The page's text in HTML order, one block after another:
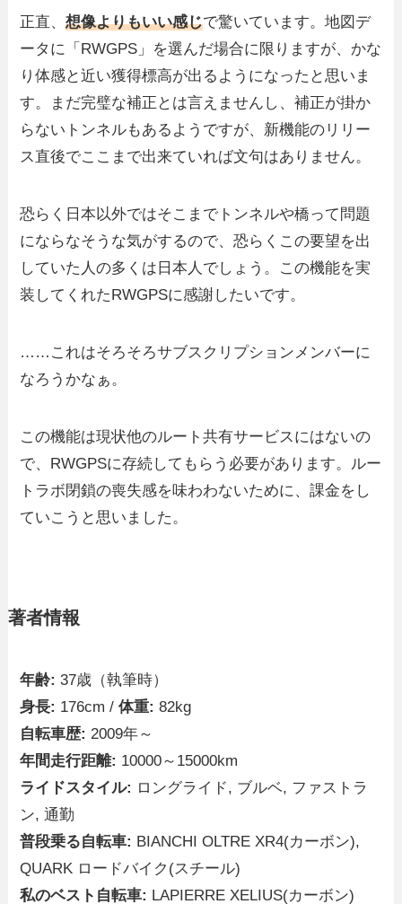
正直、想像よりもいい感じで驚いています。地図デ
ータに「RWGPS」を選んだ場合に限りますが、かな
り体感と近い獲得標高が出るようになったと思いま
す。まだ完璧な補正とは言えませんし、補正が掛か
らないトンネルもあるようですが、新機能のリリー
ス直後でここまで出来ていれば文句はありません。
恐らく日本以外ではそこまでトンネルや橋って問題
にならなそうな気がするので、恐らくこの要望を出
していた人の多くは日本人でしょう。この機能を実
装してくれたRWGPSに感謝したいです。
……これはそろそろサブスクリプションメンバーに
なろうかなぁ。
この機能は現状他のルート共有サービスにはないの
で、RWGPSに存続してもらう必要があります。ルー
トラボ閉鎖の喪失感を味わわないために、課金をし
ていこうと思いました。
著者情報
年齢: 37歳（執筆時）
身長: 176cm /体重: 82kg
自転車歴: 2009年～
年間走行距離: 10000～15000km
ライドスタイル: ロングライド, ブルベ, ファストラ
ン, 通勤
普段乗る自転車: BIANCHI OLTRE XR4(カーボン),
QUARK ロードバイク(スチール)
私のベスト自転車: LAPIERRE XELIUS(カーボン)